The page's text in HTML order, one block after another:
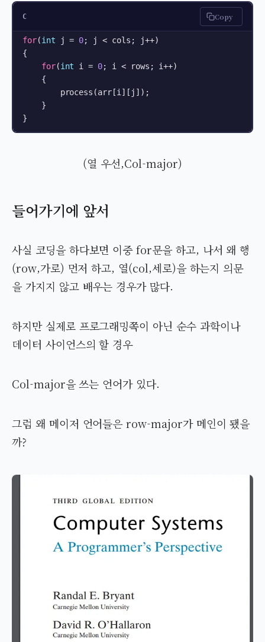
C Copy
for(int j = 0; j < cols; j++)
{
for(int i = 0; i < rows; i++)
    {
        process(arr[i][j]);
    }
}
(열 우선,Col-major)
들어가기에 앞서
사실 코딩을 하다보면 이중 for문을 하고, 나서 왜 행
(row,가로) 먼저 하고, 열(col,세로)을 하는지 의문
을 가지지 않고 배우는 경우가 많다.
하지만 실제로 프로그래밍쪽이 아닌 순수 과학이나
데이터 사이언스의 할 경우
Col-major을 쓰는 언어가 있다.
그럼 왜 메이저 언어들은 row-major가 메인이 됐을
까?